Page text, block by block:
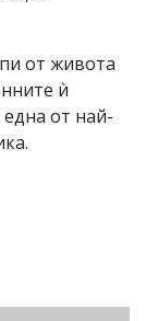
от живота
ѝ
от най-